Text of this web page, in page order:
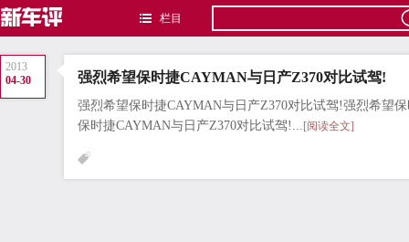
栏目
2013
04-30
强烈希望保时捷CAYMAN与日产Z370对比试驾!
强烈希望保时捷CAYMAN与日产Z370对比试驾!强烈希望
保时捷CAYMAN与日产Z370对比试驾!... [阅读全文]